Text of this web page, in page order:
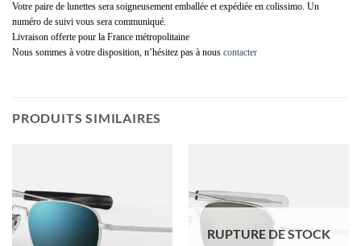
Votre paire de lunettes sera soigneusement emballée et expédiée en colissimo. Un
numéro de suivi vous sera communiqué.
Livraison offerte pour la France métropolitaine
Nous sommes à votre disposition, n’hésitez pas à nous contacter
PRODUITS SIMILAIRES
RUPTURE DE STOCK